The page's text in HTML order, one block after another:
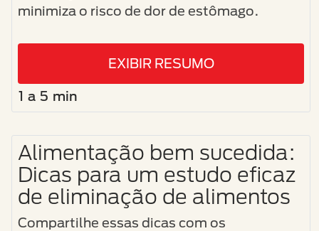
minimiza o risco de dor de estômago.​
EXIBIR RESUMO
1 a 5 min
Alimentação bem sucedida:
Dicas para um estudo eficaz
de eliminação de alimentos
Compartilhe essas dicas com os